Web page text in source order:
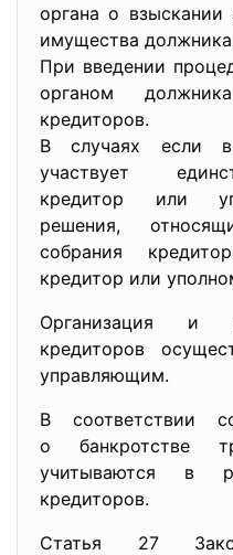
органа о
имущества
При введении
органом
кредиторов.
В случаях если
участвует
кредитор или
решения,
собрания
кредитор или
Организация и
кредиторов
управляющим.
В соответствии
о банкротстве
учитываются в
кредиторов.
Статья 27